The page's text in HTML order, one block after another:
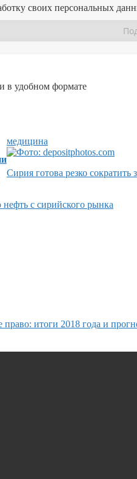
своих персональных
в удобном формате
медицина
Сирия готова резко
с сирийского рынка
право: итоги 2018 года и